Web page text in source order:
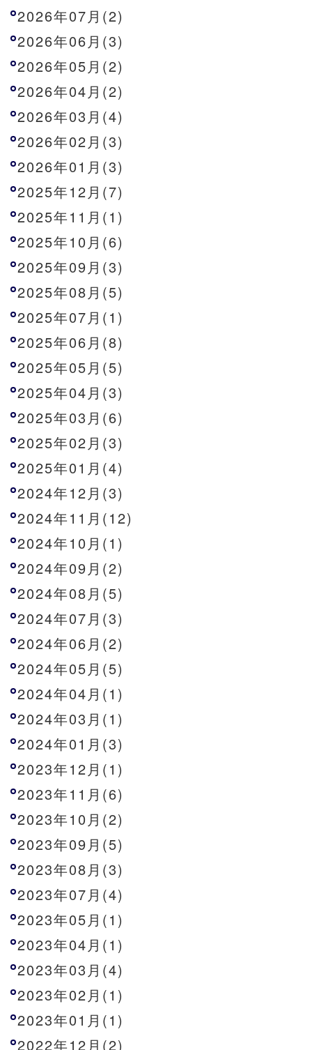
2026年07月(2)
2026年06月(3)
2026年05月(2)
2026年04月(2)
2026年03月(4)
2026年02月(3)
2026年01月(3)
2025年12月(7)
2025年11月(1)
2025年10月(6)
2025年09月(3)
2025年08月(5)
2025年07月(1)
2025年06月(8)
2025年05月(5)
2025年04月(3)
2025年03月(6)
2025年02月(3)
2025年01月(4)
2024年12月(3)
2024年11月(12)
2024年10月(1)
2024年09月(2)
2024年08月(5)
2024年07月(3)
2024年06月(2)
2024年05月(5)
2024年04月(1)
2024年03月(1)
2024年01月(3)
2023年12月(1)
2023年11月(6)
2023年10月(2)
2023年09月(5)
2023年08月(3)
2023年07月(4)
2023年05月(1)
2023年04月(1)
2023年03月(4)
2023年02月(1)
2023年01月(1)
2022年12月(2)